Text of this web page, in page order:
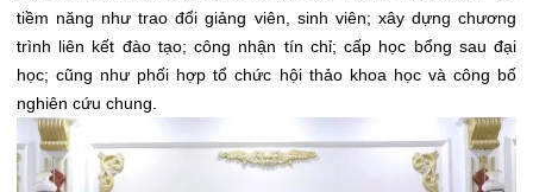
tiềm năng như trao đổi giảng viên, sinh viên; xây dựng chương
trình liên kết đào tạo; công nhận tín chỉ; cấp học bổng sau đại
học; cũng như phối hợp tổ chức hội thảo khoa học và công bố
nghiên cứu chung.